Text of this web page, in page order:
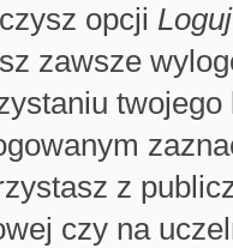
opcji
zawsze
z
czy na